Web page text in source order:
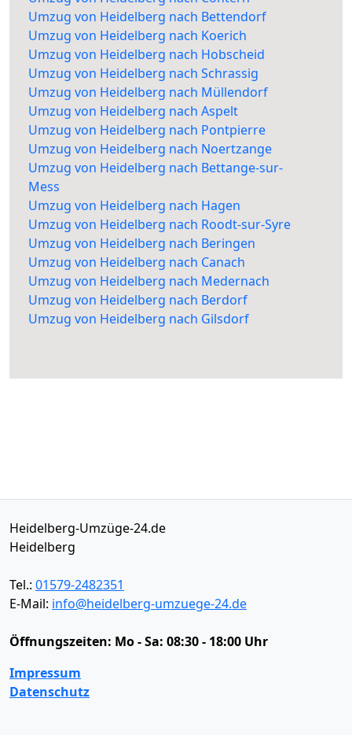
Umzug von Heidelberg nach Bettendorf
Umzug von Heidelberg nach Koerich
Umzug von Heidelberg nach Hobscheid
Umzug von Heidelberg nach Schrassig
Umzug von Heidelberg nach Müllendorf
Umzug von Heidelberg nach Aspelt
Umzug von Heidelberg nach Pontpierre
Umzug von Heidelberg nach Noertzange
Umzug von Heidelberg nach Bettange-sur-
Mess
Umzug von Heidelberg nach Hagen
Umzug von Heidelberg nach Roodt-sur-Syre
Umzug von Heidelberg nach Beringen
Umzug von Heidelberg nach Canach
Umzug von Heidelberg nach Medernach
Umzug von Heidelberg nach Berdorf
Umzug von Heidelberg nach Gilsdorf
Heidelberg-Umzüge-24.de
Heidelberg
Tel.: 01579-2482351
E-Mail: info@heidelberg-umzuege-24.de
Öffnungszeiten: Mo - Sa: 08:30 - 18:00 Uhr
Impressum
Datenschutz